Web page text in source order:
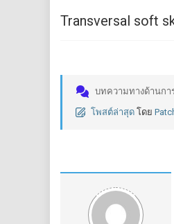
Transversal soft
บทความทางด้านกา
โพสต์ล่าสุด โดย